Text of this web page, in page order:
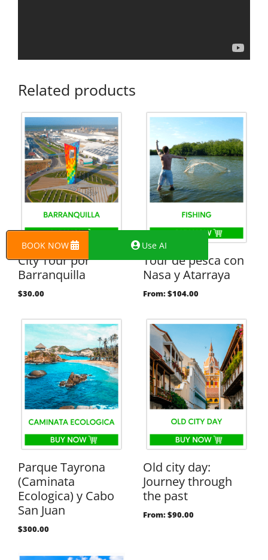
Related products
City Tour por
Barranquilla
$30.00
Tour de pesca con
Nasa y Atarraya
From:$104.00
Parque Tayrona
(Caminata
Ecologica) y Cabo
San Juan
$300.00
Old city day:
Journey through
the past
From:$90.00
BOOK NOW Use AI